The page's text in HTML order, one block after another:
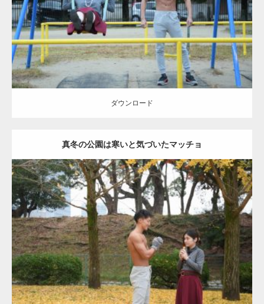
ダウンロード
ダウンロード
真冬の公園は寒いと気づいたマッチョ
Update: 2021.07.8
Category:公園のマッチョ その他 AKIHITO(細マッチョ) 上腕三頭筋
肩
ダウンロード